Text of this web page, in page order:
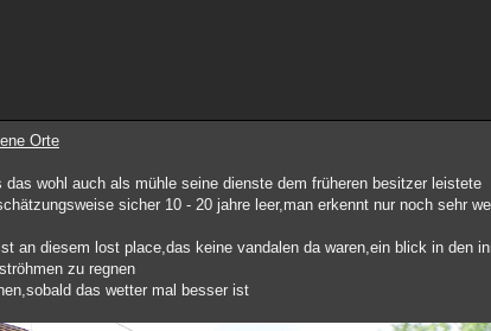
Orte
das wohl auch als mühle seine dienste dem früheren besitzer leistete
sicher 10 - 20 jahre leer,man erkennt nur noch sehr
an diesem lost place,das keine vandalen da waren,ein blick in den
zu regnen
das wetter mal besser ist